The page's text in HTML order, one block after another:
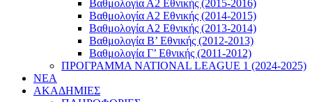
Βαθμολογία Α2 Εθνικής (2015-2016)
Βαθμολογία Α2 Εθνικής (2014-2015)
Βαθμολογία Α2 Εθνικής (2013-2014)
Βαθμολογία Β’ Εθνικής (2012-2013)
Βαθμολογία Γ’ Εθνικής (2011-2012)
ΠΡΟΓΡΑΜΜΑ NATIONAL LEAGUE 1 (2024-2025)
ΝΕΑ
ΑΚΑΔΗΜΙΕΣ